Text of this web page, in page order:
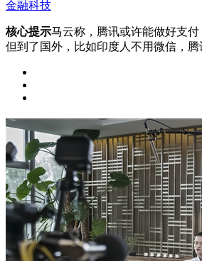
金融科技
核心提示马云称，腾讯或许能做好支付
但到了国外，比如印度人不用微信，腾